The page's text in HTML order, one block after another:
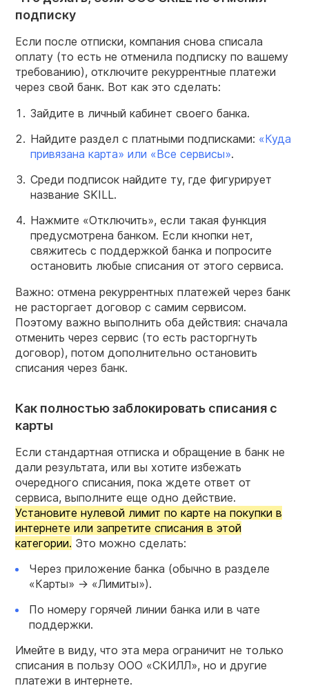
подписку
Если после отписки, компания снова списала
оплату (то есть не отменила подписку по вашему
требованию), отключите рекуррентные платежи
через свой банк. Вот как это сделать:
Зайдите в личный кабинет своего банка.
Найдите раздел с платными подписками: «Куда
привязана карта» или «Все сервисы».
Среди подписок найдите ту, где фигурирует
название SKILL.
Нажмите «Отключить», если такая функция
предусмотрена банком. Если кнопки нет,
свяжитесь с поддержкой банка и попросите
остановить любые списания от этого сервиса.
Важно: отмена рекуррентных платежей через банк
не расторгает договор с самим сервисом.
Поэтому важно выполнить оба действия: сначала
отменить через сервис (то есть расторгнуть
договор), потом дополнительно остановить
списания через банк.
Как полностью заблокировать списания с
карты
Если стандартная отписка и обращение в банк не
дали результата, или вы хотите избежать
очередного списания, пока ждете ответ от
сервиса, выполните еще одно действие.
Установите нулевой лимит по карте на покупки в
интернете или запретите списания в этой
категории. Это можно сделать:
Через приложение банка (обычно в разделе
«Карты» → «Лимиты»).
По номеру горячей линии банка или в чате
поддержки.
Имейте в виду, что эта мера ограничит не только
списания в пользу ООО «СКИЛЛ», но и другие
платежи в интернете.